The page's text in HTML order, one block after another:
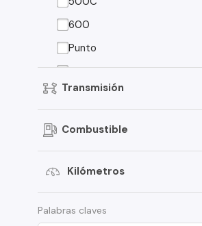
600
Punto
850
Ducato
Linea
Qubo
Transmisión
Combustible
Kilómetros
Palabras claves